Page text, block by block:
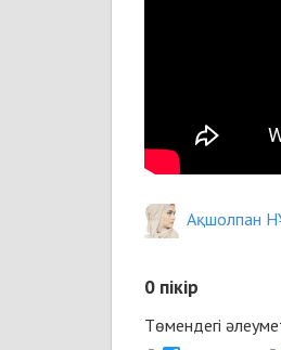
Ақшолпан
0 пікір
Төмендегі